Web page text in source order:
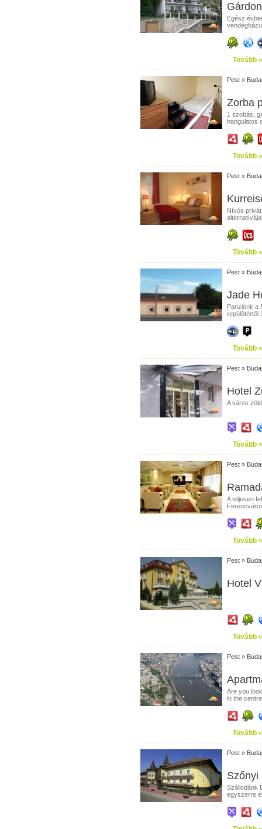
Egész
Tovább »
Pest »
Zorba
1 szobás,
hangulatos
Tovább »
Pest »
Nívós
Tovább »
Pest »
Jade
Panziónk a
repülőtértől
Tovább »
Pest »
Hotel
A város
Tovább »
Pest »
A teljesen
Tovább »
Pest »
Hotel
Tovább »
Pest »
Are you
in the
Tovább »
Pest »
Szőnyi
Szállodánk
egyszerre